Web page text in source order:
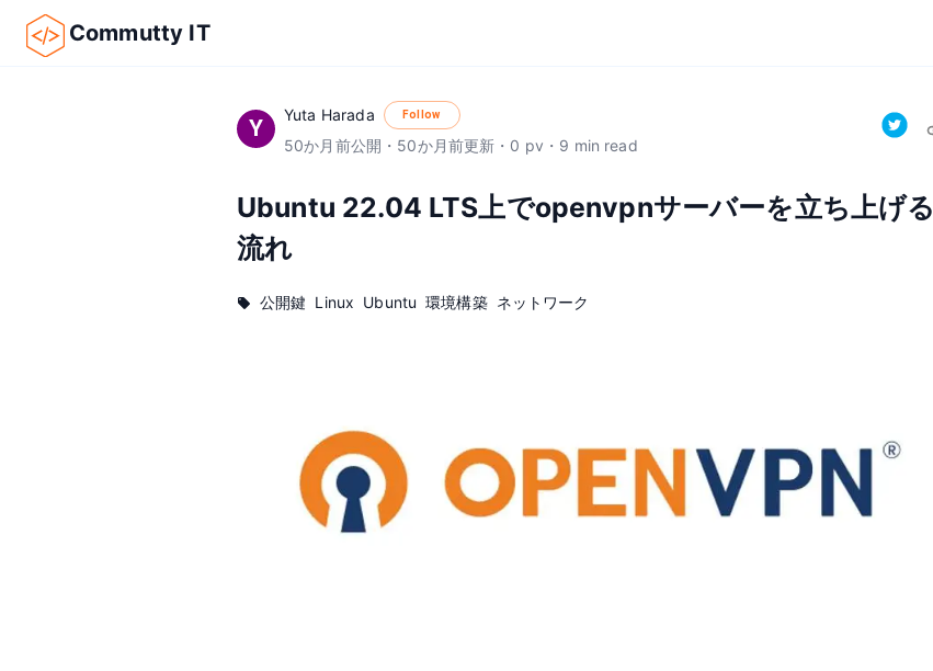
Commutty IT
Y Yuta Harada Follow
50か月前公開 ・ 50か月前更新 ・ 0 pv ・ 9 min read
Ubuntu 22.04 LTS上でopenvpnサーバーを立ち上げる
流れ
公開鍵 Linux Ubuntu 環境構築 ネットワーク